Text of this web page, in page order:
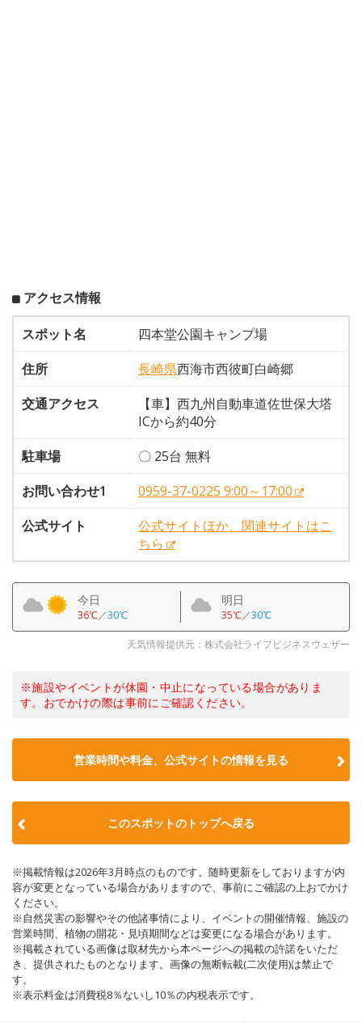
アクセス情報
スポット名
四本堂公園キャンプ場
住所
長崎県西海市西彼町白崎郷
交通アクセス
【車】西九州自動車道佐世保大塔
ICから約40分
駐車場
〇 25台 無料
お問い合わせ1
0959-37-0225 9:00～17:00
公式サイト
公式サイトほか、関連サイトはこ
ちら
今日
36℃／30℃
明日
35℃／30℃
天気情報提供元：株式会社ライフビジネスウェザー
※施設やイベントが休園・中止になっている場合がありま
す。おでかけの際は事前にご確認ください。
営業時間や料金、公式サイトの情報を見る
このスポットのトップへ戻る
※掲載情報は2026年3月時点のものです。随時更新をしておりますが内
容が変更となっている場合がありますので、事前にご確認の上おでかけ
ください。
※自然災害の影響やその他諸事情により、イベントの開催情報、施設の
営業時間、植物の開花・見頃期間などは変更になる場合があります。
※掲載されている画像は取材先から本ページへの掲載の許諾をいただ
き、提供されたものとなります。画像の無断転載(二次使用)は禁止で
す。
※表示料金は消費税8％ないし10％の内税表示です。